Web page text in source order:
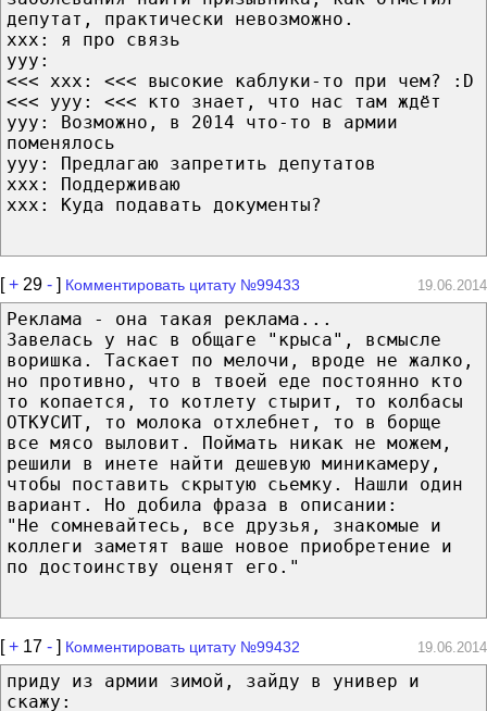
депутат, практически невозможно.
xxx: я про связь
yyy:
<<< xxx: <<< высокие каблуки-то при чем? :D
<<< yyy: <<< кто знает, что нас там ждёт
yyy: Возможно, в 2014 что-то в армии
поменялось
yyy: Предлагаю запретить депутатов
xxx: Поддерживаю
xxx: Куда подавать документы?
[+ 29 - ] Комментировать цитату №99433 19.06.2014
Реклама - она такая реклама...
Завелась у нас в общаге "крыса", всмысле
воришка. Таскает по мелочи, вроде не жалко,
но противно, что в твоей еде постоянно кто
то копается, то котлету стырит, то колбасы
ОТКУСИТ, то молока отхлебнет, то в борще
все мясо выловит. Поймать никак не можем,
решили в инете найти дешевую миникамеру,
чтобы поставить скрытую сьемку. Нашли один
вариант. Но добила фраза в описании:
"Не сомневайтесь, все друзья, знакомые и
коллеги заметят ваше новое приобретение и
по достоинству оценят его."
[+ 17 - ] Комментировать цитату №99432 19.06.2014
приду из армии зимой, зайду в универ и
скажу: